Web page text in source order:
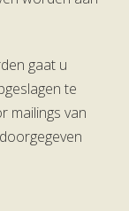
gaat u
te
mailings van